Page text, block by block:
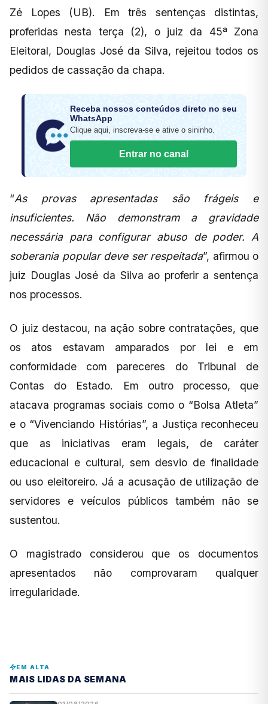
Zé Lopes (UB). Em três sentenças distintas,
proferidas nesta terça (2), o juiz da 45ª Zona
Eleitoral, Douglas José da Silva, rejeitou todos os
pedidos de cassação da chapa.
Receba nossos conteúdos direto no seu
WhatsApp
Clique aqui, inscreva-se e ative o sininho.
Entrar no canal
“As provas apresentadas são frágeis e
insuficientes. Não demonstram a gravidade
necessária para configurar abuso de poder. A
soberania popular deve ser respeitada”, afirmou o
juiz Douglas José da Silva ao proferir a sentença
nos processos.
O juiz destacou, na ação sobre contratações, que
os atos estavam amparados por lei e em
conformidade com pareceres do Tribunal de
Contas do Estado. Em outro processo, que
atacava programas sociais como o “Bolsa Atleta”
e o “Vivenciando Histórias”, a Justiça reconheceu
que as iniciativas eram legais, de caráter
educacional e cultural, sem desvio de finalidade
ou uso eleitoreiro. Já a acusação de utilização de
servidores e veículos públicos também não se
sustentou.
O magistrado considerou que os documentos
apresentados não comprovaram qualquer
irregularidade.
EM ALTA
MAIS LIDAS DA SEMANA